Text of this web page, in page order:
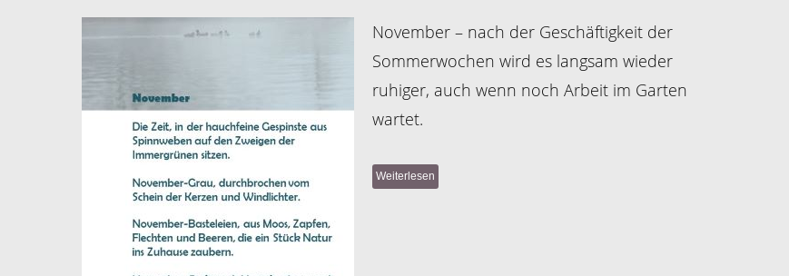
November – nach der Geschäftigkeit der
Sommerwochen wird es langsam wieder
ruhiger, auch wenn noch Arbeit im Garten
wartet.
Weiterlesen